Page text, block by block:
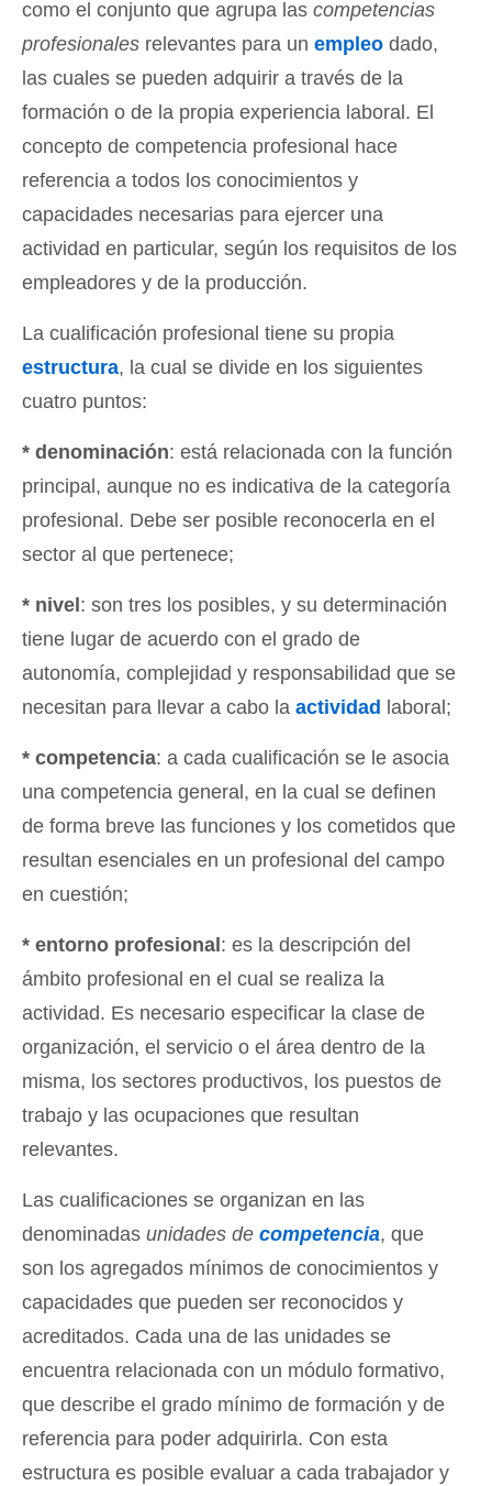
como el conjunto que agrupa las competencias
profesionales relevantes para un empleo dado,
las cuales se pueden adquirir a través de la
formación o de la propia experiencia laboral. El
concepto de competencia profesional hace
referencia a todos los conocimientos y
capacidades necesarias para ejercer una
actividad en particular, según los requisitos de los
empleadores y de la producción.
La cualificación profesional tiene su propia
estructura, la cual se divide en los siguientes
cuatro puntos:
* denominación: está relacionada con la función
principal, aunque no es indicativa de la categoría
profesional. Debe ser posible reconocerla en el
sector al que pertenece;
* nivel : son tres los posibles, y su determinación
tiene lugar de acuerdo con el grado de
autonomía, complejidad y responsabilidad que se
necesitan para llevar a cabo la actividad laboral;
* competencia: a cada cualificación se le asocia
una competencia general, en la cual se definen
de forma breve las funciones y los cometidos que
resultan esenciales en un profesional del campo
en cuestión;
* entorno profesional : es la descripción del
ámbito profesional en el cual se realiza la
actividad. Es necesario especificar la clase de
organización, el servicio o el área dentro de la
misma, los sectores productivos, los puestos de
trabajo y las ocupaciones que resultan
relevantes.
Las cualificaciones se organizan en las
denominadas unidades de competencia, que
son los agregados mínimos de conocimientos y
capacidades que pueden ser reconocidos y
acreditados. Cada una de las unidades se
encuentra relacionada con un módulo formativo,
que describe el grado mínimo de formación y de
referencia para poder adquirirla. Con esta
estructura es posible evaluar a cada trabajador y